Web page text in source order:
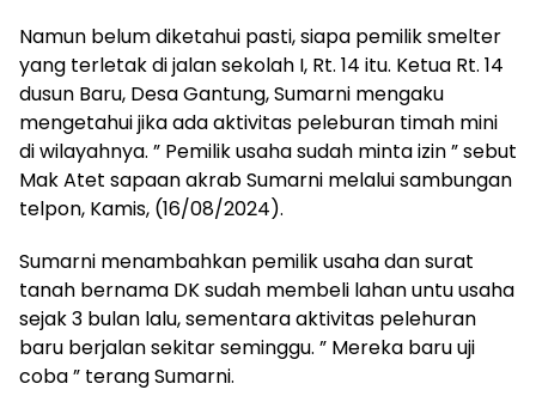
Namun belum diketahui pasti, siapa pemilik smelter
yang terletak di jalan sekolah I, Rt. 14 itu. Ketua Rt. 14
dusun Baru, Desa Gantung, Sumarni mengaku
mengetahui jika ada aktivitas peleburan timah mini
di wilayahnya. ” Pemilik usaha sudah minta izin ” sebut
Mak Atet sapaan akrab Sumarni melalui sambungan
telpon, Kamis, (16/08/2024).
Sumarni menambahkan pemilik usaha dan surat
tanah bernama DK sudah membeli lahan untu usaha
sejak 3 bulan lalu, sementara aktivitas pelehuran
baru berjalan sekitar seminggu. ” Mereka baru uji
coba ” terang Sumarni.